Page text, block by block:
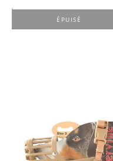
ÉPUISÉ